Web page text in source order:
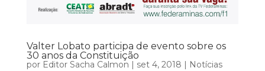
Valter Lobato participa de evento sobre os
30 anos da Constituição
por Editor Sacha Calmon | set 4, 2018 | Notícias